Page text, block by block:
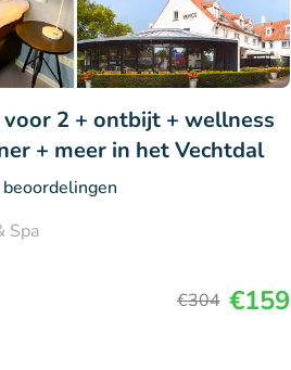
2 + ontbijt + wellness
+ meer in het Vechtdal
Spa
€304 €159